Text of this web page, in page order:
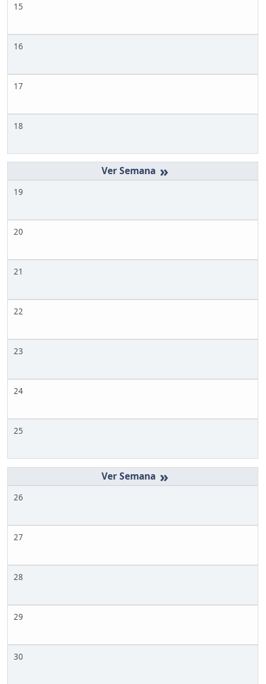
15
16
17
18
»
19
20
21
22
23
24
25
»
26
27
28
29
30